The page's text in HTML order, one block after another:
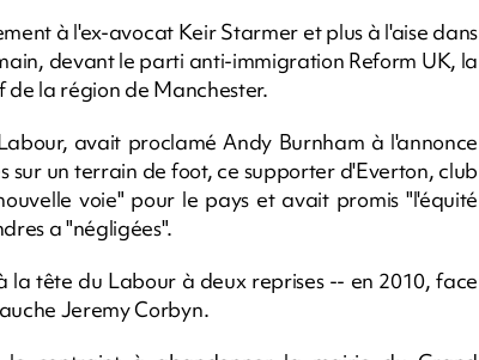
à l'ex-avocat Keir Starmer et plus à l'aise dans
devant le parti anti-immigration Reform UK, la
la région de Manchester.
avait proclamé Andy Burnham à l'annonce
sur un terrain de foot, ce supporter d'Everton, club
voie" pour le pays et avait promis "l'équité
a "négligées".
tête du Labour à deux reprises -- en 2010, face
Jeremy Corbyn.